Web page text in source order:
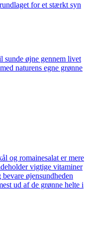
for et stærkt syn
sunde øjne gennem livet
naturens egne grønne
og romainesalat er mere
vigtige vitaminer
øjensundheden
ud af de grønne helte i